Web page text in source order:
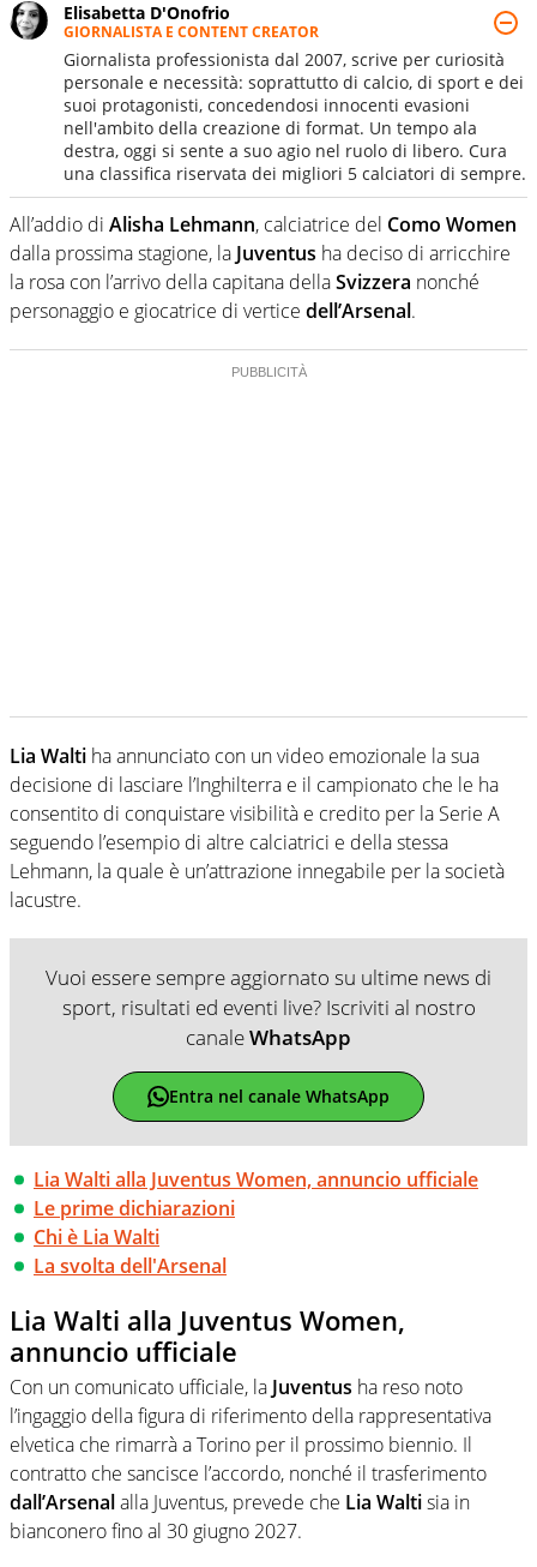
Elisabetta D'Onofrio
GIORNALISTA E CONTENT CREATOR
Giornalista professionista dal 2007, scrive per curiosità
personale e necessità: soprattutto di calcio, di sport e dei
suoi protagonisti, concedendosi innocenti evasioni
nell'ambito della creazione di format. Un tempo ala
destra, oggi si sente a suo agio nel ruolo di libero. Cura
una classifica riservata dei migliori 5 calciatori di sempre.
All’addio di Alisha Lehmann, calciatrice del Como Women
dalla prossima stagione, la Juventus ha deciso di arricchire
la rosa con l’arrivo della capitana dellaSvizzera nonché
personaggio e giocatrice di vertice dell’Arsenal.
Lia Walti ha annunciato con un video emozionale la sua
decisione di lasciare l’Inghilterra e il campionato che le ha
consentito di conquistare visibilità e credito per la Serie A
seguendo l’esempio di altre calciatrici e della stessa
Lehmann, la quale è un’attrazione innegabile per la società
lacustre.
Vuoi essere sempre aggiornato su ultime news di
sport, risultati ed eventi live? Iscriviti al nostro
canaleWhatsApp
Entra nel canale WhatsApp
Lia Walti alla Juventus Women, annuncio ufficiale
Le prime dichiarazioni
Chi è Lia Walti
La svolta dell'Arsenal
Lia Walti alla Juventus Women,
annuncio ufficiale
Con un comunicato ufficiale, la Juventus ha reso noto
l’ingaggio della figura di riferimento della rappresentativa
elvetica che rimarrà a Torino per il prossimo biennio. Il
contratto che sancisce l’accordo, nonché il trasferimento
dall’Arsenalalla Juventus, prevede che Lia Waltisia in
bianconero fino al 30 giugno 2027.